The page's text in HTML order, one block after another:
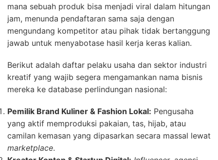
mana sebuah produk bisa menjadi viral dalam hitungan
jam, menunda pendaftaran sama saja dengan
mengundang kompetitor atau pihak tidak bertanggung
jawab untuk menyabotase hasil kerja keras kalian.
Berikut adalah daftar pelaku usaha dan sektor industri
kreatif yang wajib segera mengamankan nama bisnis
mereka ke database perlindungan nasional:
Pemilik Brand Kuliner & Fashion Lokal: Pengusaha
yang aktif memproduksi pakaian, tas, hijab, atau
camilan kemasan yang dipasarkan secara massal lewat
marketplace.